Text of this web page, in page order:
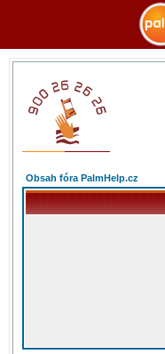
Obsah fóra PalmHelp.cz